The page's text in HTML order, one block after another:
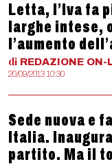
Letta, l’Iva fa
larghe intese,
l’aumento
di REDAZIONE ON-
20/09/2013 10:30
Sede nuova e
Italia.
partito. Ma il